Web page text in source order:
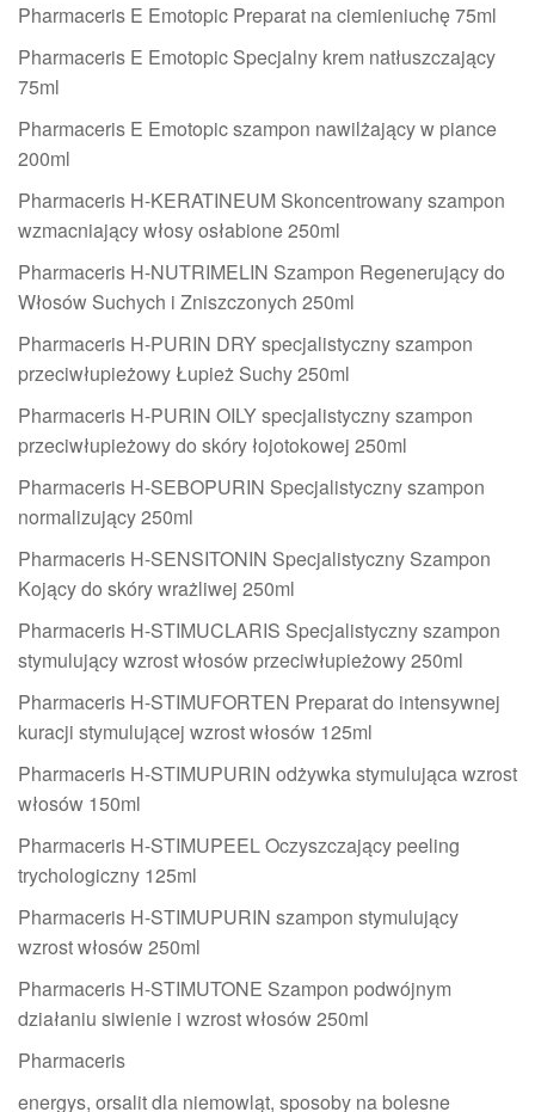
Pharmaceris E Emotopic Preparat na ciemieniuchę 75ml
Pharmaceris E Emotopic Specjalny krem natłuszczający
75ml
Pharmaceris E Emotopic szampon nawilżający w piance
200ml
Pharmaceris H-KERATINEUM Skoncentrowany szampon
wzmacniający włosy osłabione 250ml
Pharmaceris H-NUTRIMELIN Szampon Regenerujący do
Włosów Suchych i Zniszczonych 250ml
Pharmaceris H-PURIN DRY specjalistyczny szampon
przeciwłupieżowy Łupież Suchy 250ml
Pharmaceris H-PURIN OILY specjalistyczny szampon
przeciwłupieżowy do skóry łojotokowej 250ml
Pharmaceris H-SEBOPURIN Specjalistyczny szampon
normalizujący 250ml
Pharmaceris H-SENSITONIN Specjalistyczny Szampon
Kojący do skóry wrażliwej 250ml
Pharmaceris H-STIMUCLARIS Specjalistyczny szampon
stymulujący wzrost włosów przeciwłupieżowy 250ml
Pharmaceris H-STIMUFORTEN Preparat do intensywnej
kuracji stymulującej wzrost włosów 125ml
Pharmaceris H-STIMUPURIN odżywka stymulująca wzrost
włosów 150ml
Pharmaceris H-STIMUPEEL Oczyszczający peeling
trychologiczny 125ml
Pharmaceris H-STIMUPURIN szampon stymulujący
wzrost włosów 250ml
Pharmaceris H-STIMUTONE Szampon podwójnym
działaniu siwienie i wzrost włosów 250ml
Pharmaceris
energys, orsalit dla niemowląt, sposoby na bolesne